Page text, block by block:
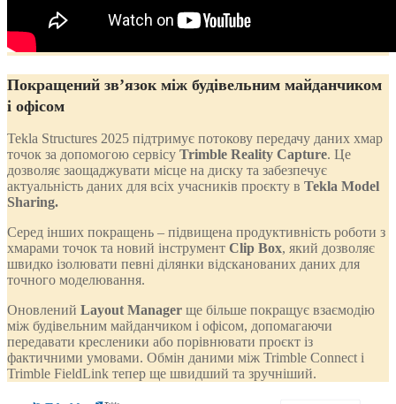
Покращений зв’язок між будівельним майданчиком
і офісом
Tekla Structures 2025 підтримує потокову передачу даних хмар
точок за допомогою сервісу Trimble Reality Capture. Це
дозволяє заощаджувати місце на диску та забезпечує
актуальність даних для всіх учасників проєкту в Tekla Model
Sharing.
Серед інших покращень – підвищена продуктивність роботи з
хмарами точок та новий інструмент Clip Box, який дозволяє
швидко ізолювати певні ділянки відсканованих даних для
точного моделювання.
Оновлений Layout Manager ще більше покращує взаємодію
між будівельним майданчиком і офісом, допомагаючи
передавати кресленики або порівнювати проєкт із
фактичними умовами. Обмін даними між Trimble Connect і
Trimble FieldLink тепер ще швидший та зручніший.